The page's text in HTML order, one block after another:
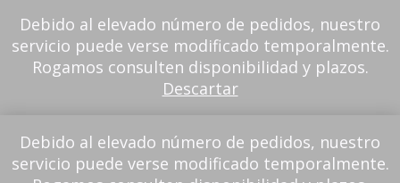
Debido al elevado número de pedidos, nuestro
servicio puede verse modificado temporalmente.
Rogamos consulten disponibilidad y plazos.
Descartar
Debido al elevado número de pedidos, nuestro
servicio puede verse modificado temporalmente.